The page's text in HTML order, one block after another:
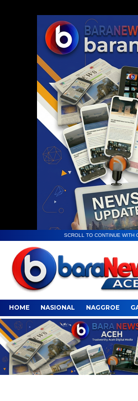
SCROLL TO CONTINUE WITH
HOME NASIONAL NAGGROE